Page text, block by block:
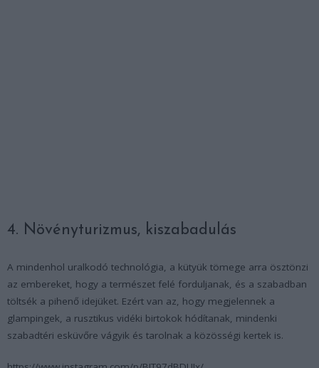
4. Növényturizmus, kiszabadulás
A mindenhol uralkodó technológia, a kütyük tömege arra ösztönzi
az embereket, hogy a természet felé forduljanak, és a szabadban
töltsék a pihenő idejüket. Ezért van az, hogy megjelennek a
glampingek, a rusztikus vidéki birtokok hódítanak, mindenki
szabadtéri esküvőre vágyik és tarolnak a közösségi kertek is.